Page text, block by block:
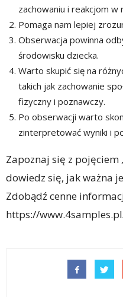
zachowaniu i reakcjom w
Pomaga nam lepiej
Obserwacja powinna
środowisku dziecka.
Warto skupić się na
takich jak zachowanie
fizyczny i poznawczy.
Po obserwacji warto
zinterpretować wyniki i
Zapoznaj się z pojęciem
dowiedz się, jak ważna
Zdobądź cenne
https://